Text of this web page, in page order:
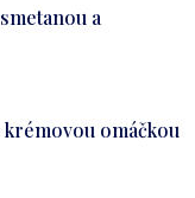
a
omáčkou